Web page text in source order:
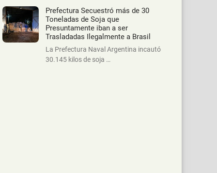
Prefectura Secuestró más de 30
Toneladas de Soja que
Presuntamente iban a ser
Trasladadas Ilegalmente a Brasil
La Prefectura Naval Argentina incautó
30.145 kilos de soja …